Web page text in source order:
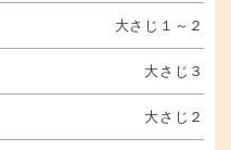
大さじ１～２
大さじ３
大さじ２